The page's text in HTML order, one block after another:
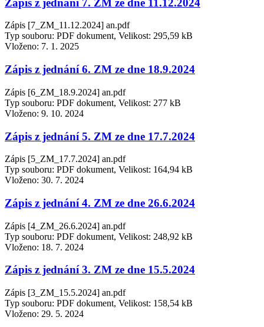
Zápis [7_ZM_11.12.2024] an.pdf
Typ souboru: PDF dokument, Velikost: 295,59 kB
Vloženo: 7. 1. 2025
Zápis z jednání 6. ZM ze dne 18.9.2024
Zápis [6_ZM_18.9.2024] an.pdf
Typ souboru: PDF dokument, Velikost: 277 kB
Vloženo: 9. 10. 2024
Zápis z jednání 5. ZM ze dne 17.7.2024
Zápis [5_ZM_17.7.2024] an.pdf
Typ souboru: PDF dokument, Velikost: 164,94 kB
Vloženo: 30. 7. 2024
Zápis z jednání 4. ZM ze dne 26.6.2024
Zápis [4_ZM_26.6.2024] an.pdf
Typ souboru: PDF dokument, Velikost: 248,92 kB
Vloženo: 18. 7. 2024
Zápis z jednání 3. ZM ze dne 15.5.2024
Zápis [3_ZM_15.5.2024] an.pdf
Typ souboru: PDF dokument, Velikost: 158,54 kB
Vloženo: 29. 5. 2024